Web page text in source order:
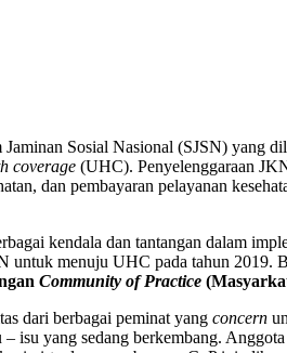
Sosial Nasional (SJSN) yang
coverage(UHC). Penyelenggaraan
dan pembayaran pelayanan
kendala dan tantangan dalam
untuk menuju UHC pada tahun
Community of Practice
dari berbagai peminat yang concern
isu yang sedang berkembang.